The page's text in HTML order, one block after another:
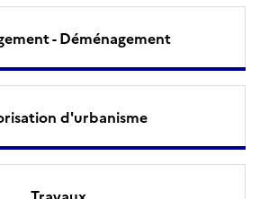
- Déménagement
d'urbanisme